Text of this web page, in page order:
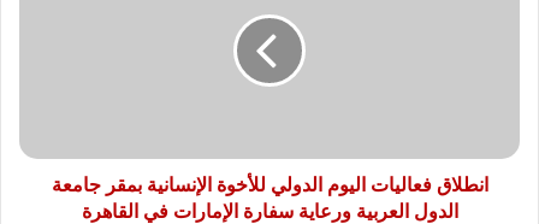
الدول
العربيةانطلاق فعاليات اليوم الدولي للأخوة الإنسانية بمقر جامعة
الدول العربية ورعاية سفارة الإمارات في القاهرة